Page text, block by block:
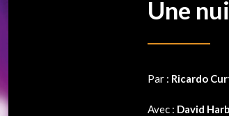
Une
Par : Ricardo
Avec : David